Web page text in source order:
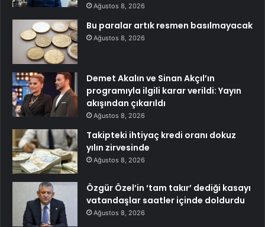
Ağustos 8, 2026
Bu paralar artık resmen basılmayacak
Ağustos 8, 2026
Demet Akalın ve Sinan Akçıl’ın
programıyla ilgili karar verildi: Yayın
akışından çıkarıldı
Ağustos 8, 2026
Takipteki ihtiyaç kredi oranı dokuz
yılın zirvesinde
Ağustos 8, 2026
Özgür Özel’in ‘tam takır’ dediği kasayı
vatandaşlar saatler içinde doldurdu
Ağustos 8, 2026